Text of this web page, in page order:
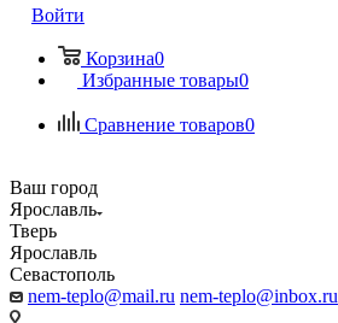
Войти
Корзина0
Избранные товары0
Сравнение товаров0
Ваш город
Ярославль
Тверь
Ярославль
Севастополь
nem-teplo@mail.ru nem-teplo@inbox.ru